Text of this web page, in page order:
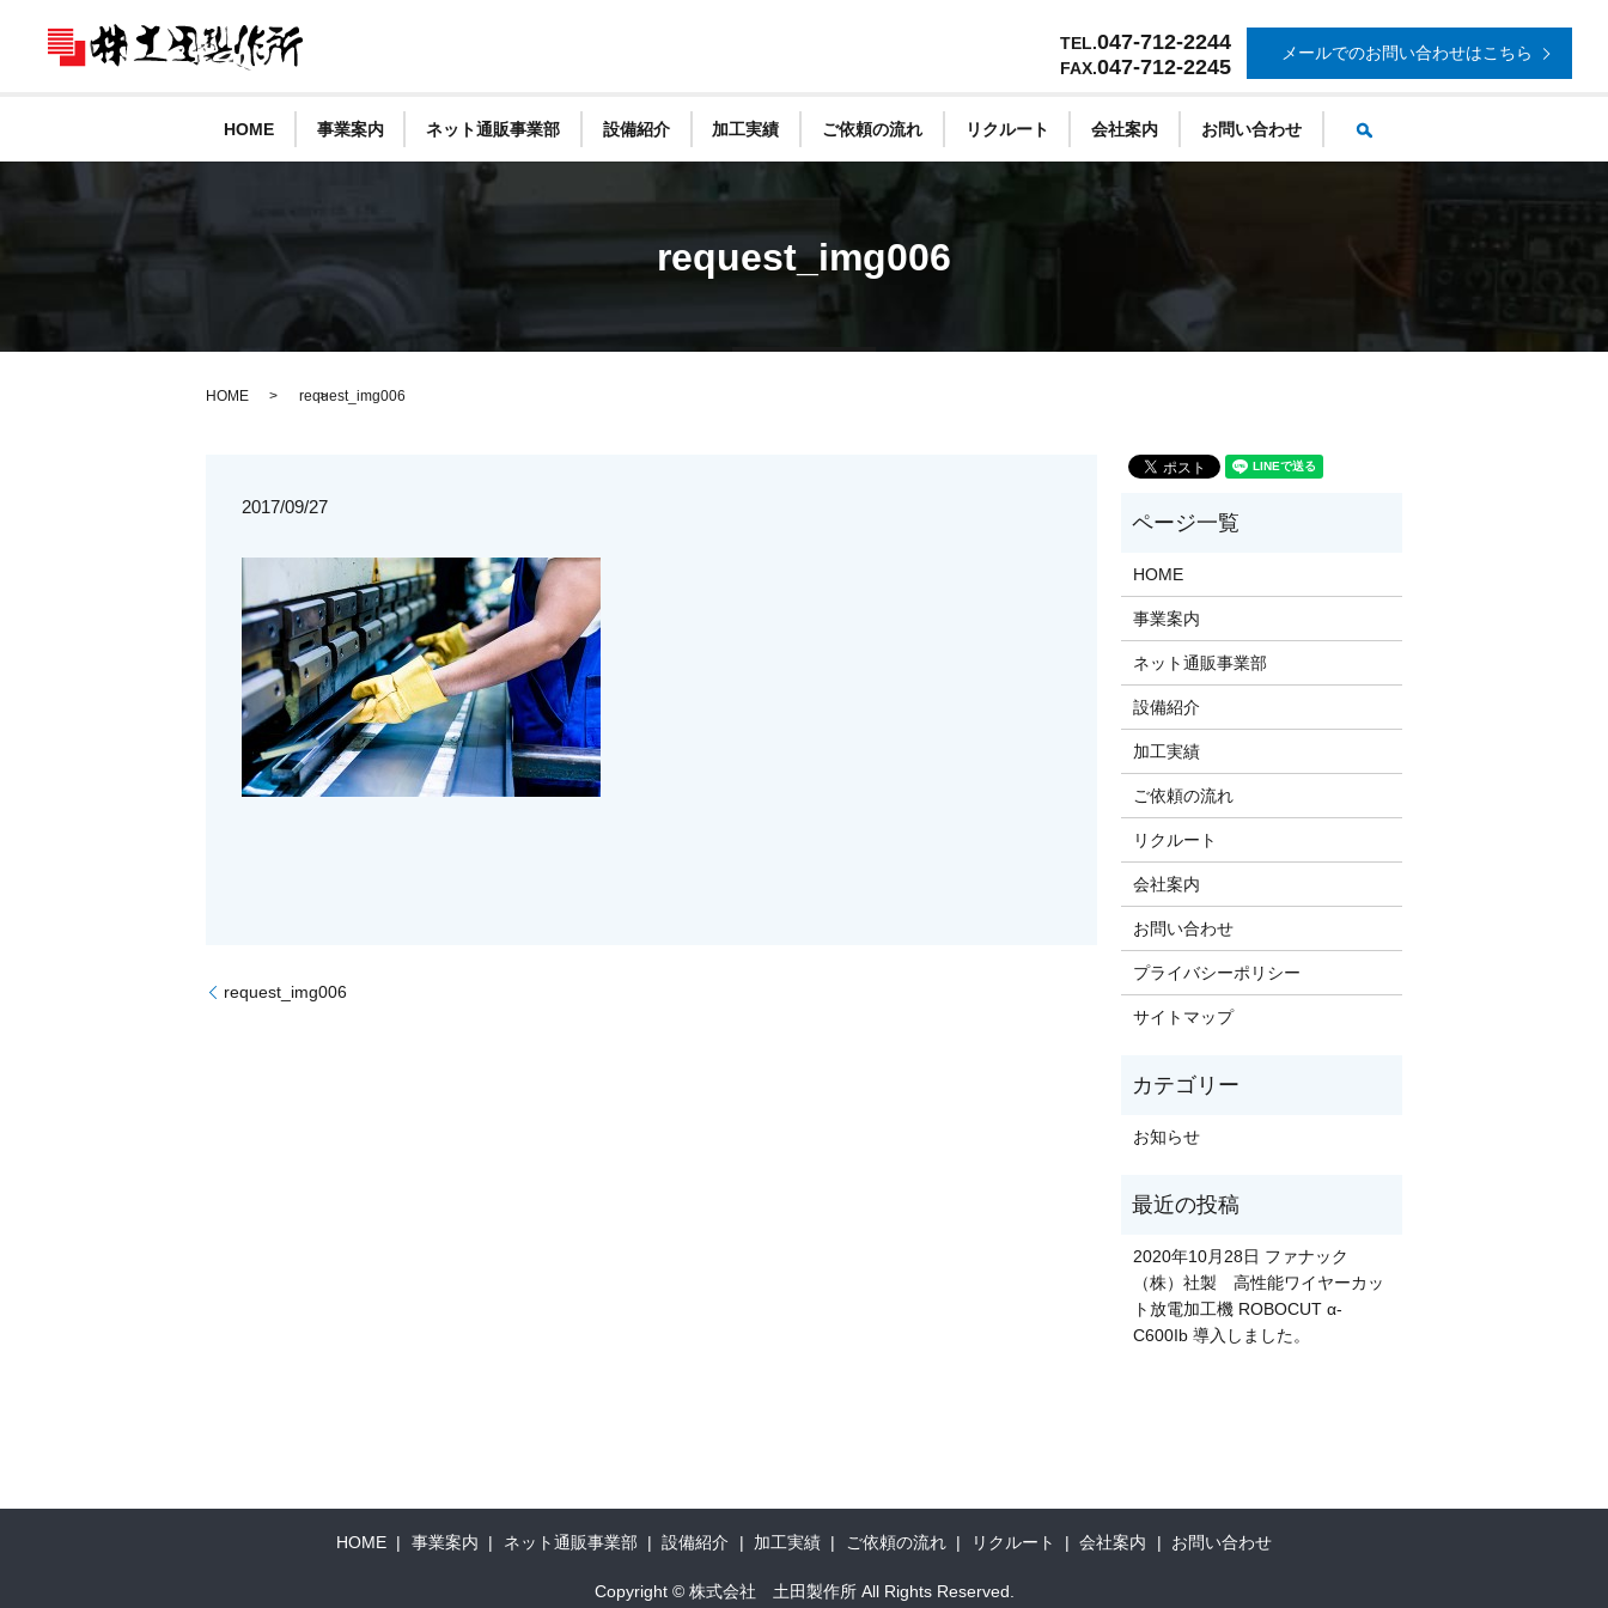
TEL.047-712-2244
FAX.047-712-2245
メールでのお問い合わせはこちら
HOME 事業案内 ネット通販事業部 設備紹介 加工実績 ご依頼の流れ リクルート 会社案内 お問い合わせ search
request_img006
HOME request_img006
2017/09/27
request_img006
HOME
事業案内
ネット通販事業部
設備紹介
加工実績
ご依頼の流れ
リクルート
会社案内
お問い合わせ
プライバシーポリシー
サイトマップ
お知らせ
2020年10月28日 ファナック
（株）社製 高性能ワイヤーカッ
ト放電加工機 ROBOCUT α-
C600Ib 導入しました。
HOME 事業案内 ネット通販事業部 設備紹介 加工実績 ご依頼の流れ リクルート 会社案内 お問い合わせ
Copyright © 株式会社 土田製作所 All Rights Reserved.